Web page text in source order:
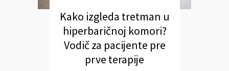
Kako izgleda tretman u
hiperbaričnoj komori?
Vodič za pacijente pre
prve terapije